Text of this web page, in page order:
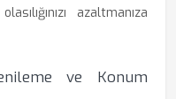
azaltmanıza
ve Konum